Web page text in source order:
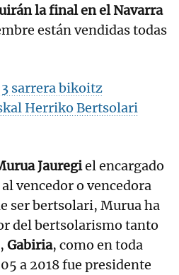
la final en el Navarra
están vendidas todas
sarrera bikoitz
Herriko Bertsolari
Jauregiel encargado
vencedor o vencedora
ser bertsolari, Murua ha
del bertsolarismo tanto
Gabiria, como en toda
a 2018 fue presidente